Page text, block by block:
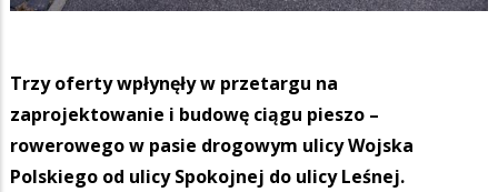
Trzy oferty wpłynęły w przetargu na
zaprojektowanie i budowę ciągu pieszo –
rowerowego w pasie drogowym ulicy Wojska
Polskiego od ulicy Spokojnej do ulicy Leśnej.